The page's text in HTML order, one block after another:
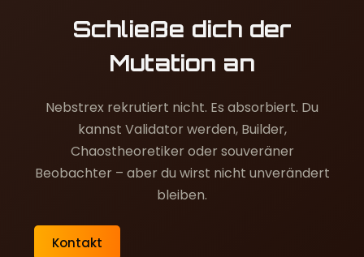
Schließe dich der
Mutation an
Nebstrex rekrutiert nicht. Es absorbiert. Du
kannst Validator werden, Builder,
Chaostheoretiker oder souveräner
Beobachter – aber du wirst nicht unverändert
bleiben.
Kontakt